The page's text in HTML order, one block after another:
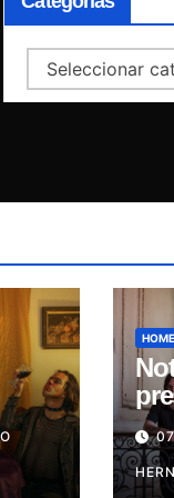
Categorías
HOME
un